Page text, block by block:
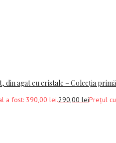
din agat cu cristale – Colecția
a fost: 390,00 lei.290,00 leiPrețul